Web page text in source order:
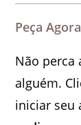
Peça
Não perca
alguém.
iniciar seu